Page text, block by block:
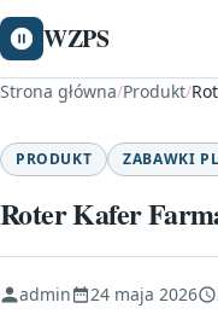
WZPS
Strona główna/Produkt/
PRODUKT ZABAWKI
Roter Kafer
admin 24 maja 2026